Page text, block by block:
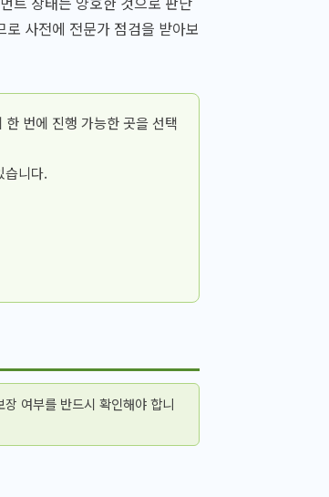
사전에 전문가 점검을 받아보
번에 진행 가능한 곳을 선택
습니다.
여부를 반드시 확인해야 합니